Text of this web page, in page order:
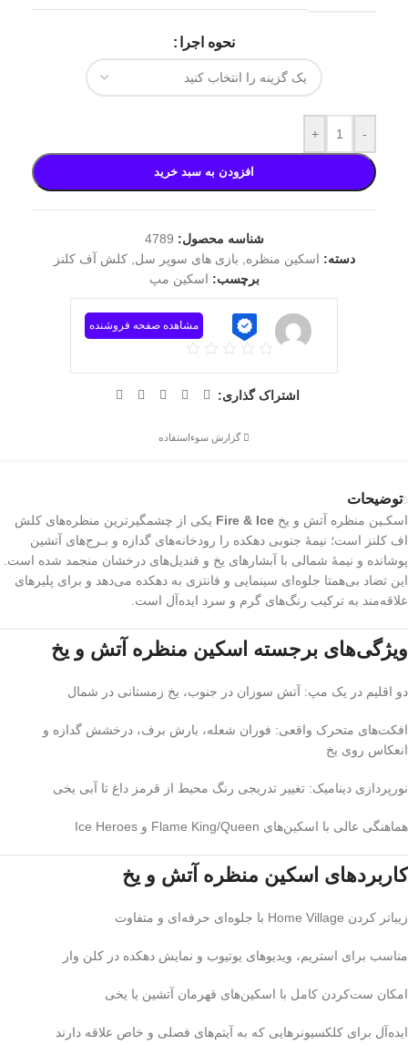
نحوه اجرا
-
+
افزودن به سبد خرید
شناسه محصول: 4789
دسته: اسکین منظره بازی های سوپر سل کلش آف کلنز
برچسب: اسکین مپ
مشاهده صفحه فروشنده
اشتراک گذاری:
گزارش سوءاستفاده
توضیحات
اسکـین منظره آتش و یخ Fire & Ice یکی از چشمگیرترین منظره‌های کلش
اف کلنز است؛ نیمهٔ جنوبی دهکده را رودخانه‌های گدازه و بـرج‌های آتشین
پوشانده و نیمهٔ شمالی با آبشارهای یخ و قندیل‌های درخشان منجمد شده است.
این تضاد بی‌همتا جلوه‌ای سینمایی و فانتزی به دهکده می‌دهد و برای پلیرهای
علاقه‌مند به ترکیب رنگ‌های گرم و سرد ایده‌آل است.
ویژگی‌های برجسته اسکین منظره آتش و یخ
دو اقلیم در یک مپ: آتش سوزان در جنوب، یخ زمستانی در شمال
افکت‌های متحرک واقعی: فوران شعله، بارش برف، درخشش گدازه و
انعکاس روی یخ
نورپردازی دینامیک: تغییر تدریجی رنگ محیط از قرمز داغ تا آبی یخی
هماهنگی عالی با اسکین‌های Flame King/Queen و Ice Heroes
کاربردهای اسکین منظره آتش و یخ
زیباتر کردن Home Village با جلوه‌ای حرفه‌ای و متفاوت
مناسب برای استریم، ویدیوهای یوتیوب و نمایش دهکده در کلن وار
امکان ست‌کردن کامل با اسکین‌های قهرمان آتشین یا یخی
ایده‌آل برای کلکسیونرهایی که به آیتم‌های فصلی و خاص علاقه دارند